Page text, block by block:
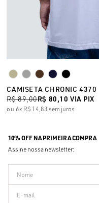
CAMISETA CHRONIC 4370
R$ 80,10 VIA PIX
R$ 89,00
6x R$ 14,83 sem juros
10% OFF NA PRIMEIRA COMPRA
Assine nossa newsletter: